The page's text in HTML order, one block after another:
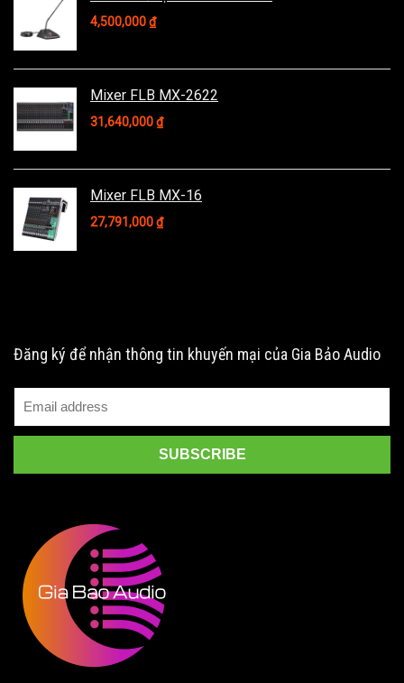
4,500,000₫
Mixer FLB MX-2622
31,640,000₫
Mixer FLB MX-16
27,791,000₫
Đăng ký để nhận thông tin khuyến mại của Gia Bảo Audio